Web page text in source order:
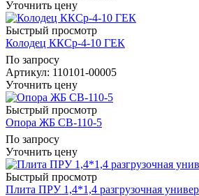
Уточнить цену
Быстрый просмотр
Колодец ККСр-4-10 ГЕК
По запросу
Артикул: 110101-00005
Уточнить цену
Быстрый просмотр
Опора ЖБ СВ-110-5
По запросу
Уточнить цену
Быстрый просмотр
Плита ПРУ 1,4*1,4 разгрузочная